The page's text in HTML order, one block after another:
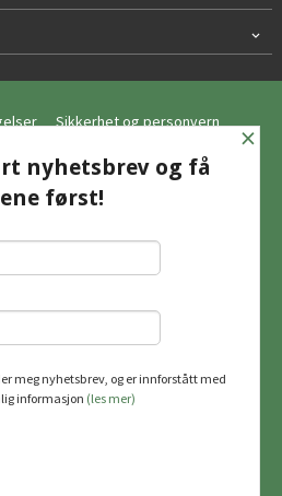
Sikkerhet og personvern
Nyhetsbrev
Jakt og Friluft AS
bruker cookies slik at du
til å lagre
og huske hva du
normalt om du godtar
×
nyhetsbrev og få
først!
meg nyhetsbrev, og er innforstått med
informasjon (les mer)